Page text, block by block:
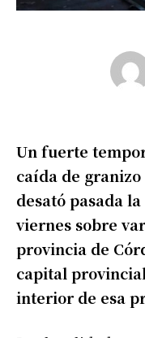
Un fuerte
caída de granizo
desató pasada
viernes sobre
provincia de
capital
interior de esa